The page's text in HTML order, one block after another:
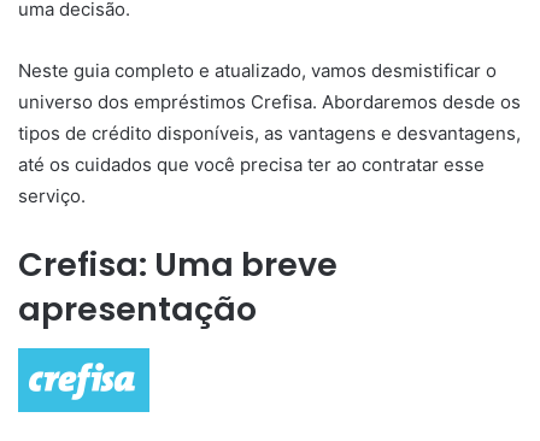
uma decisão.
Neste guia completo e atualizado, vamos desmistificar o
universo dos empréstimos Crefisa. Abordaremos desde os
tipos de crédito disponíveis, as vantagens e desvantagens,
até os cuidados que você precisa ter ao contratar esse
serviço.
Crefisa: Uma breve
apresentação